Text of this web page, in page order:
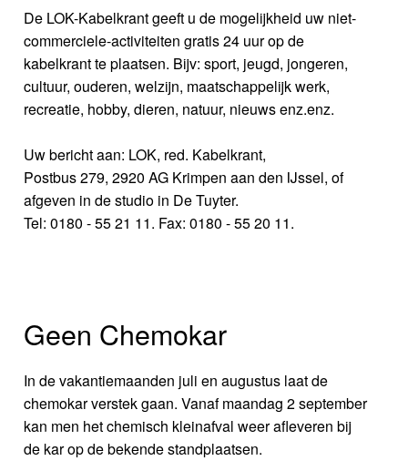
De LOK-Kabelkrant geeft u de mogelijkheid uw niet-
commerciele-activiteiten gratis 24 uur op de
kabelkrant te plaatsen. Bijv: sport, jeugd, jongeren,
cultuur, ouderen, welzijn, maatschappelijk werk,
recreatie, hobby, dieren, natuur, nieuws enz.enz.
Uw bericht aan: LOK, red. Kabelkrant,
Postbus 279, 2920 AG Krimpen aan den IJssel, of
afgeven in de studio in De Tuyter.
Tel: 0180 - 55 21 11. Fax: 0180 - 55 20 11.
Geen Chemokar
In de vakantiemaanden juli en augustus laat de
chemokar verstek gaan. Vanaf maandag 2 september
kan men het chemisch kleinafval weer afleveren bij
de kar op de bekende standplaatsen.